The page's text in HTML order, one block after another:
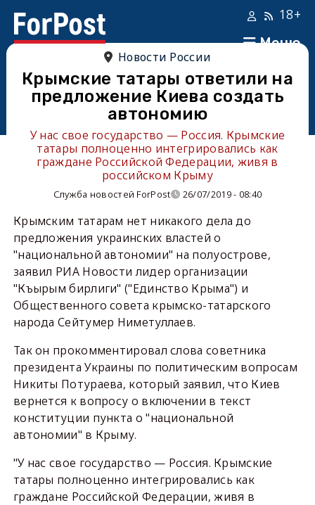
Меню
18+
Новости России
Крымские татары ответили на
предложение Киева создать
автономию
У нас свое государство — Россия. Крымские
татары полноценно интегрировались как
граждане Российской Федерации, живя в
российском Крыму
Служба новостей ForPost 26/07/2019 - 08:40
Крымским татарам нет никакого дела до
предложения украинских властей о
"национальной автономии" на полуострове,
заявил РИА Новости лидер организации
"Къырым бирлиги" ("Единство Крыма") и
Общественного совета крымско-татарского
народа Сейтумер Ниметуллаев.
Так он прокомментировал слова советника
президента Украины по политическим вопросам
Никиты Потураева, который заявил, что Киев
вернется к вопросу о включении в текст
конституции пункта о "национальной
автономии" в Крыму.
"У нас свое государство — Россия. Крымские
татары полноценно интегрировались как
граждане Российской Федерации, живя в